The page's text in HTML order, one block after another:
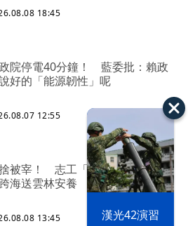
漢光42演習
18:45
院停電40分鐘！ 藍委批：賴政
好的「能源韌性」呢
12:55
被宰！ 志工「買牛救命」從綠
海送雲林安養
13:45